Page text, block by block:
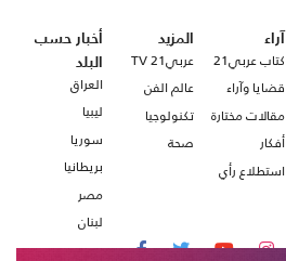
آراء
كتاب عربي21
قضايا وآراء
مقالات مختارة
أفكار
استطلاع رأي
المزيد
عربي21 TV
عالم الفن
تكنولوجيا
صحة
أخبار حسب
البلد
العراق
ليبيا
سوريا
بريطانيا
مصر
لبنان